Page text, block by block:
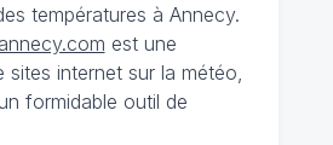
températures à Annecy.
est une
sites internet sur la météo,
formidable outil de